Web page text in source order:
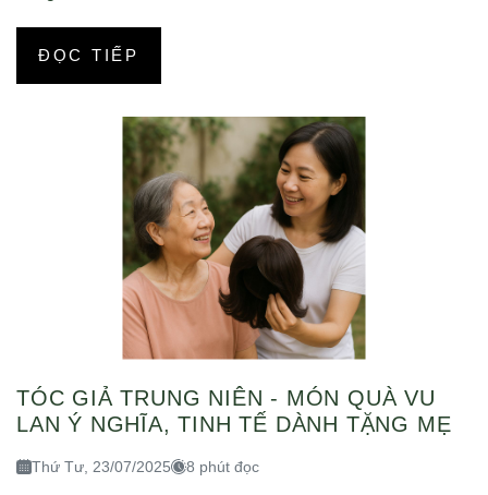
ĐỌC TIẾP
TÓC GIẢ TRUNG NIÊN - MÓN QUÀ VU
LAN Ý NGHĨA, TINH TẾ DÀNH TẶNG MẸ
Thứ Tư, 23/07/2025 8 phút đọc